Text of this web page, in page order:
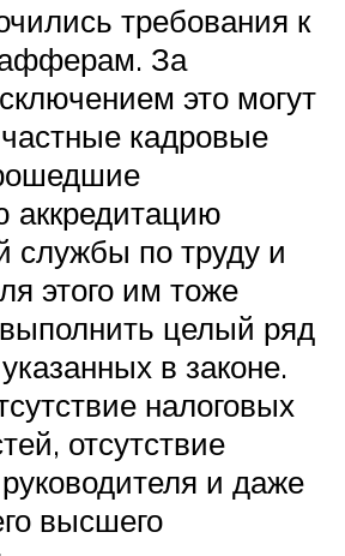
требования к
За
это могут
кадровые
аккредитацию
службы по труду и
этого им тоже
целый ряд
в законе.
налоговых
отсутствие
и даже
высшего